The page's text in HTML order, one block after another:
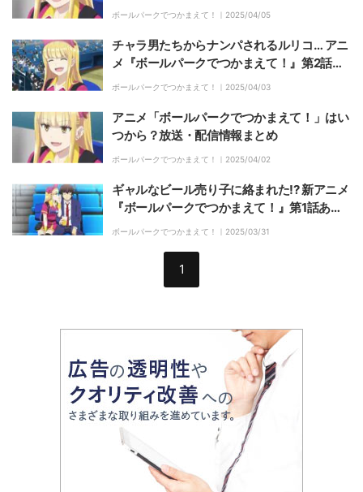
「売り子沼に落ちていく」「羨ましい」
ボールパークでつかまえて！｜ 2025/04/05
チャラ男たちからナンパされるルリコ… アニ
メ『ボールパークでつかまえて！』第2話あ
らすじ・先行カット解禁
ボールパークでつかまえて！｜ 2025/04/03
アニメ「ボールパークでつかまえて！」はい
つから？放送・配信情報まとめ
ボールパークでつかまえて！｜ 2025/04/02
ギャルなビール売り子に絡まれた!? 新アニメ
『ボールパークでつかまえて！』第1話あら
すじ・先行カット解禁
ボールパークでつかまえて！｜ 2025/03/31
1